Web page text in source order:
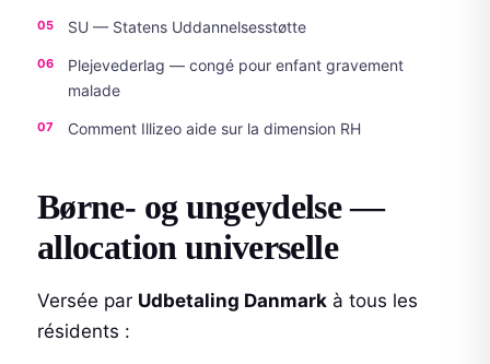
SU — Statens Uddannelsesstøtte
Plejevederlag — congé pour enfant gravement
malade
Comment Illizeo aide sur la dimension RH
Børne- og ungeydelse —
allocation universelle
Versée par Udbetaling Danmark à tous les
résidents :